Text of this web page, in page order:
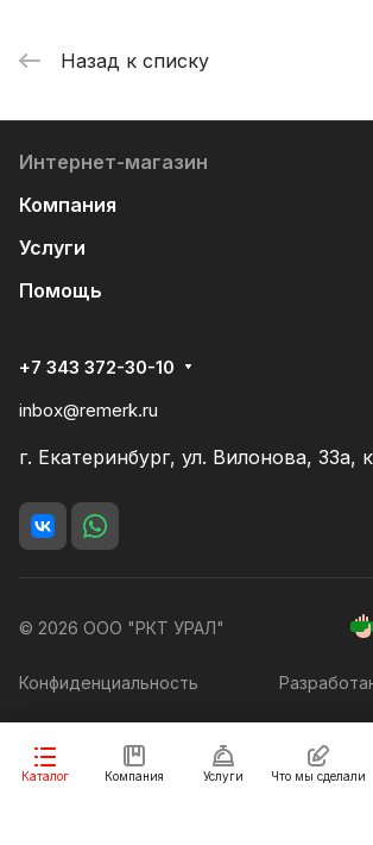
Заказать
Назад к списку
Каталог Компания Услуги Что мы сделали
Интернет-магазин
Компания
Услуги
Помощь
+7 343 372-30-10
inbox@remerk.ru
г. Екатеринбург, ул. Вилонова, 33а,
© 2026 ООО "РКТ УРАЛ"
Конфиденциальность